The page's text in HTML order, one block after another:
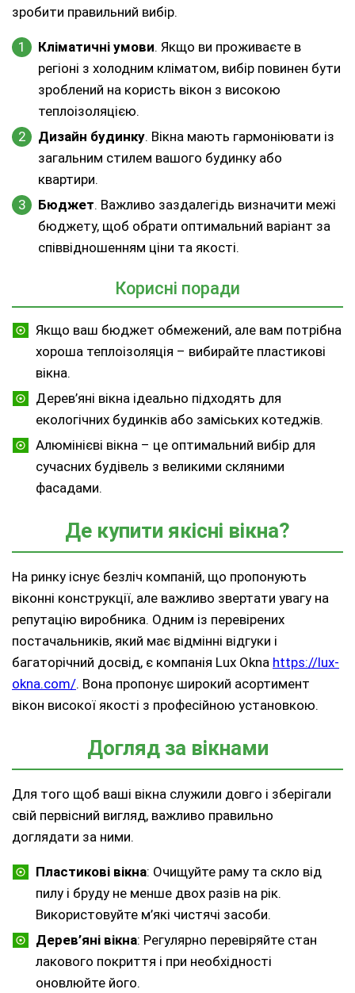
зробити правильний вибір.
Кліматичні умови. Якщо ви проживаєте в
регіоні з холодним кліматом, вибір повинен бути
зроблений на користь вікон з високою
теплоізоляцією.
Дизайн будинку. Вікна мають гармоніювати із
загальним стилем вашого будинку або
квартири.
Бюджет. Важливо заздалегідь визначити межі
бюджету, щоб обрати оптимальний варіант за
співвідношенням ціни та якості.
Корисні поради
Якщо ваш бюджет обмежений, але вам потрібна
хороша теплоізоляція – вибирайте пластикові
вікна.
Дерев’яні вікна ідеально підходять для
екологічних будинків або заміських котеджів.
Алюмінієві вікна – це оптимальний вибір для
сучасних будівель з великими скляними
фасадами.
Де купити якісні вікна?
На ринку існує безліч компаній, що пропонують
віконні конструкції, але важливо звертати увагу на
репутацію виробника. Одним із перевірених
постачальників, який має відмінні відгуки і
багаторічний досвід, є компанія Lux Okna https://lux-
okna.com/. Вона пропонує широкий асортимент
вікон високої якості з професійною установкою.
Догляд за вікнами
Для того щоб ваші вікна служили довго і зберігали
свій первісний вигляд, важливо правильно
доглядати за ними.
Пластикові вікна: Очищуйте раму та скло від
пилу і бруду не менше двох разів на рік.
Використовуйте м’які чистячі засоби.
Дерев’яні вікна: Регулярно перевіряйте стан
лакового покриття і при необхідності
оновлюйте його.